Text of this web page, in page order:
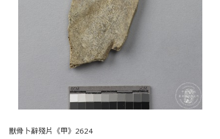
獸骨卜辭殘片《甲》2624